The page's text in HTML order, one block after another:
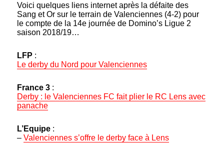
Voici quelques liens internet après la défaite des
Sang et Or sur le terrain de Valenciennes (4-2) pour
le compte de la 14e journée de Domino’s Ligue 2
saison 2018/19…
LFP :
Le derby du Nord pour Valenciennes
France 3 :
Derby : le Valenciennes FC fait plier le RC Lens avec
panache
L’Equipe :
–Valenciennes s’offre le derby face à Lens